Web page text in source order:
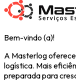
Bem-vindo (a)!
A Masterlog
logística. Mais
preparada para